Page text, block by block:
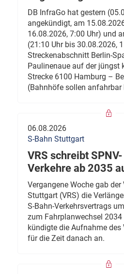
DB InfraGo hat gestern
angekündigt, am
16.08.2026, 7:00 Uhr) und
(21:10 Uhr bis 30.08.2026,
Streckenabschnitt Berlin-
Paulinenaue auf der jüngst
Strecke 6100 Hamburg –
(Bahnhöfe sollen anfahrbar
06.08.2026
S-Bahn Stuttgart
VRS schreibt
Verkehre ab 2035
Vergangene Woche gab der
Stuttgart (VRS) die
S-Bahn-Verkehrsvertrags
zum Fahrplanwechsel
kündigte die Aufnahme des
für die Zeit danach an.